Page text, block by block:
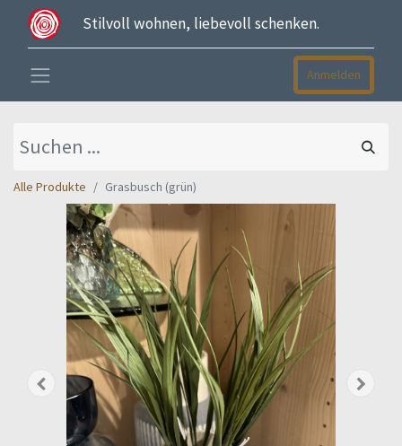
Stilvoll wohnen, liebevoll schenken.
Anmelden
Alle Produkte Grasbusch (grün)